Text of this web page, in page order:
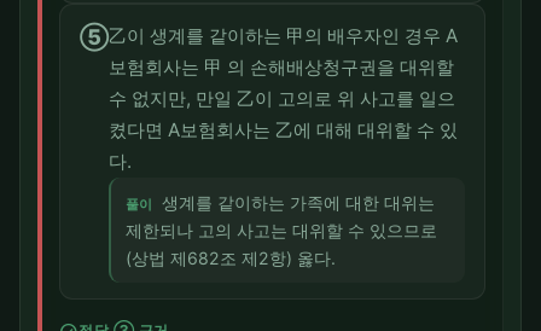
⑤乙이 생계를 같이하는 甲의 배우자인 경우 A
보험회사는 甲 의 손해배상청구권을 대위할
수 없지만, 만일 乙이 고의로 위 사고를 일으
켰다면 A보험회사는 乙에 대해 대위할 수 있
다.
풀이
생계를 같이하는 가족에 대한 대위는
제한되나 고의 사고는 대위할 수 있으므로
(상법 제682조 제2항) 옳다.